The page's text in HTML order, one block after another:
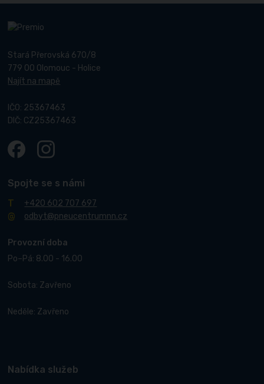
Stará Přerovská 670/8
779 00 Olomouc - Holice
Najít na mapě
IČO: 25367463
DIČ: CZ25367463
Spojte se s námi
+420 602 707 697
odbyt@pneucentrumnn.cz
Provozní doba
Po–Pá: 8.00 - 16.00
Sobota: Zavřeno
Neděle: Zavřeno
Nabídka služeb